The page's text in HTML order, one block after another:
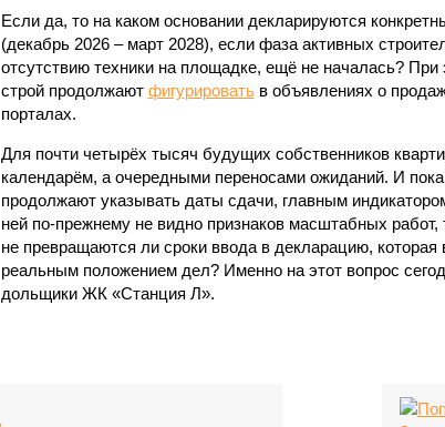
Если да, то на каком основании декларируются
(декабрь 2026 – март 2028), если фаза активных
отсутствию техники на площадке, ещё не началась?
строй продолжают фигурироватьв объявлениях о
порталах.
Для почти четырёх тысяч будущих собственников
календарём, а очередными переносами ожиданий. И
продолжают указывать даты сдачи, главным
ней по-прежнему не видно признаков масштабных работ,
не превращаются ли сроки ввода в декларацию,
реальным положением дел? Именно на этот вопрос
дольщики ЖК «Станция Л».